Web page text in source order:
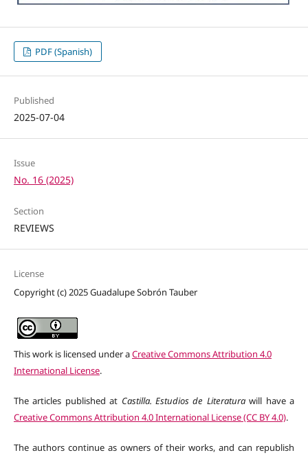
PDF (Spanish)
Published
2025-07-04
Issue
No. 16 (2025)
Section
REVIEWS
License
Copyright (c) 2025 Guadalupe Sobrón Tauber
This work is licensed under aCreative Commons Attribution 4.0
International License.
The articles published at Castilla. Estudios de Literaturawill have a
Creative Commons Attribution 4.0 International License (CC BY 4.0).
The authors continue as owners of their works, and can republish